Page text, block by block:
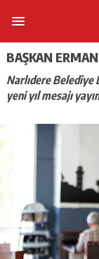
BAŞKAN
Narlıdere Belediye
yeni yıl mesajı